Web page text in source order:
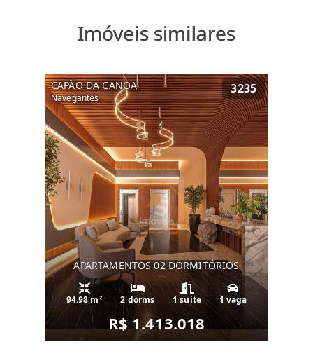
Imóveis similares
CAPÃO DA CANOA
Navegantes
3235
APARTAMENTOS 02 DORMITÓRIOS
94.98 m² 2 dorms 1 suíte 1 vaga
R$ 1.413.018